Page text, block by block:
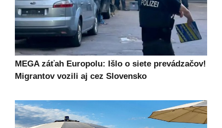
MEGA záťah Europolu: Išlo o siete prevádzačov!
Migrantov vozili aj cez Slovensko